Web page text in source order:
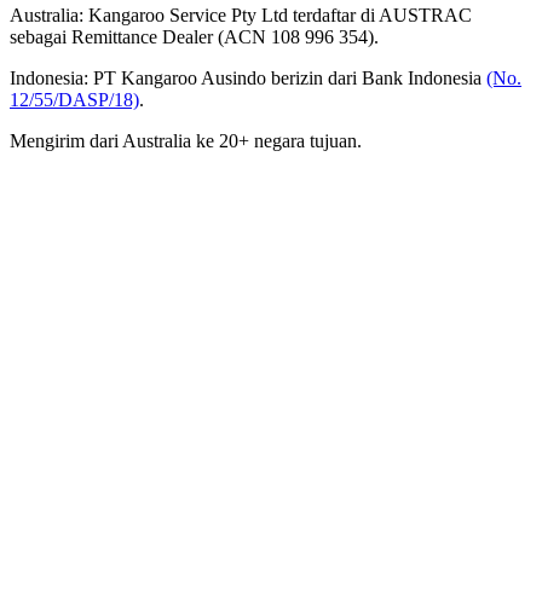
Australia: Kangaroo Service Pty Ltd terdaftar di AUSTRAC
sebagai Remittance Dealer (ACN 108 996 354).
Indonesia: PT Kangaroo Ausindo berizin dari Bank Indonesia (No.
12/55/DASP/18).
Mengirim dari Australia ke 20+ negara tujuan.